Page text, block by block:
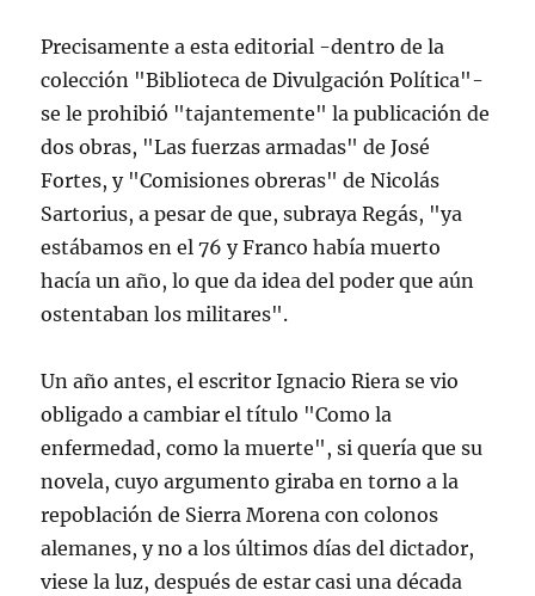
Precisamente a esta editorial -dentro de la
colección "Biblioteca de Divulgación Política"-
se le prohibió "tajantemente" la publicación de
dos obras, "Las fuerzas armadas" de José
Fortes, y "Comisiones obreras" de Nicolás
Sartorius, a pesar de que, subraya Regás, "ya
estábamos en el 76 y Franco había muerto
hacía un año, lo que da idea del poder que aún
ostentaban los militares".
Un año antes, el escritor Ignacio Riera se vio
obligado a cambiar el título "Como la
enfermedad, como la muerte", si quería que su
novela, cuyo argumento giraba en torno a la
repoblación de Sierra Morena con colonos
alemanes, y no a los últimos días del dictador,
viese la luz, después de estar casi una década